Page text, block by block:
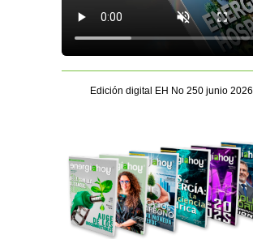
Edición digital EH No 250 junio 2026